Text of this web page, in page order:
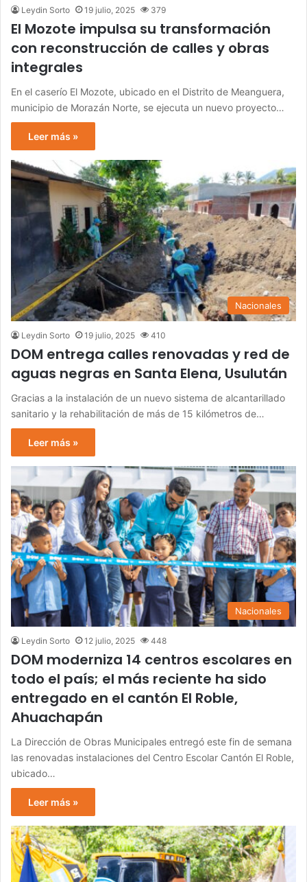
Leydin Sorto 19 julio, 2025 379
El Mozote impulsa su transformación
con reconstrucción de calles y obras
integrales
En el caserío El Mozote, ubicado en el Distrito de Meanguera,
municipio de Morazán Norte, se ejecuta un nuevo proyecto…
Leer más »
Nacionales
Leydin Sorto 19 julio, 2025 410
DOM entrega calles renovadas y red de
aguas negras en Santa Elena, Usulután
Gracias a la instalación de un nuevo sistema de alcantarillado
sanitario y la rehabilitación de más de 15 kilómetros de…
Leer más »
Nacionales
Leydin Sorto 12 julio, 2025 448
DOM moderniza 14 centros escolares en
todo el país; el más reciente ha sido
entregado en el cantón El Roble,
Ahuachapán
La Dirección de Obras Municipales entregó este fin de semana
las renovadas instalaciones del Centro Escolar Cantón El Roble,
ubicado…
Leer más »